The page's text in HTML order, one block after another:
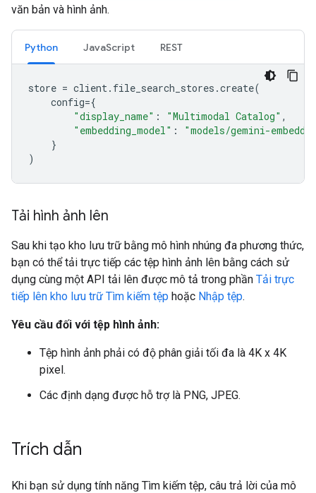
văn bản và hình ảnh.
Python JavaScript REST
store = client. file_search_stores .create(
config={
"display_name" : "Multimodal Catalog" ,
"embedding_model" :
"models/gemini-
}
)
Tải hình ảnh lên
Sau khi tạo kho lưu trữ bằng mô hình nhúng đa phương thức,
bạn có thể tải trực tiếp các tệp hình ảnh lên bằng cách sử
dụng cùng một API tải lên được mô tả trong phần Tải trực
tiếp lên kho lưu trữ Tìm kiếm tệp hoặc Nhập tệp.
Yêu cầu đối với tệp hình ảnh:
Tệp hình ảnh phải có độ phân giải tối đa là 4K x 4K
pixel.
Các định dạng được hỗ trợ là PNG, JPEG.
Trích dẫn
Khi bạn sử dụng tính năng Tìm kiếm tệp, câu trả lời của mô